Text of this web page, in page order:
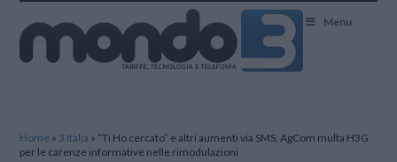
Menu
Home »3 Italia » “Ti Ho cercato” e altri aumenti via SMS, AgCom multa H3G
per le carenze informative nelle rimodulazioni